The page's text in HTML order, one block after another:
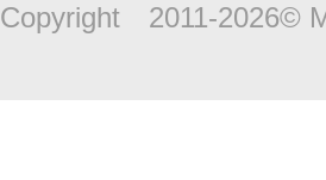
Copyright 2011-2026©